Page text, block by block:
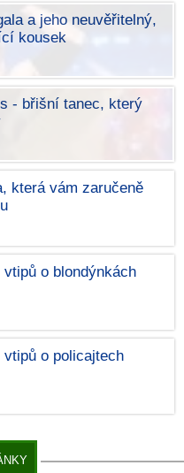
a jeho neuvěřitelný,
kousek
- břišní tanec, který
která vám zaručeně
o blondýnkách
vtipů o policajtech